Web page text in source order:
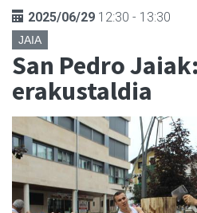
2025/06/29 12:30 - 13:30
JAIA
San Pedro
erakustaldia